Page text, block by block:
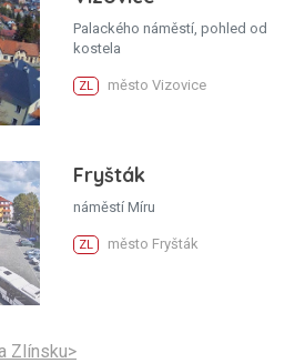
Palackého náměstí, pohled od
kostela
ZL město Vizovice
Fryšták
náměstí Míru
ZL město Fryšták
Zlínsku>